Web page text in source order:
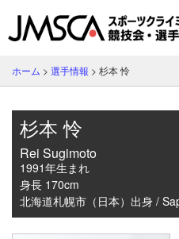
ホーム > 選手情報 > 杉本 怜
杉本 怜
Rei Sugimoto
1991年生まれ
身長 170cm
北海道札幌市（日本）出身 /